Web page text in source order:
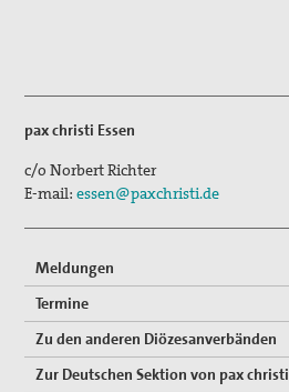
pax christi Essen
c/o Norbert Richter
E-mail:essen@paxchristi.de
Meldungen
Termine
Zu den anderen Diözesanverbänden
Zur Deutschen Sektion von pax christi